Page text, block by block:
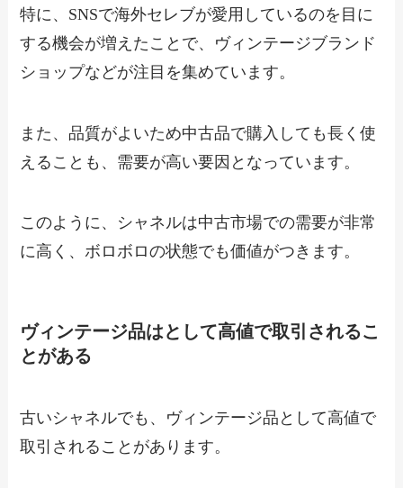
特に、SNSで海外セレブが愛用しているのを目に
する機会が増えたことで、ヴィンテージブランド
ショップなどが注目を集めています。
また、品質がよいため中古品で購入しても長く使
えることも、需要が高い要因となっています。
このように、シャネルは中古市場での需要が非常
に高く、ボロボロの状態でも価値がつきます。
ヴィンテージ品はとして高値で取引されるこ
とがある
古いシャネルでも、ヴィンテージ品として高値で
取引されることがあります。